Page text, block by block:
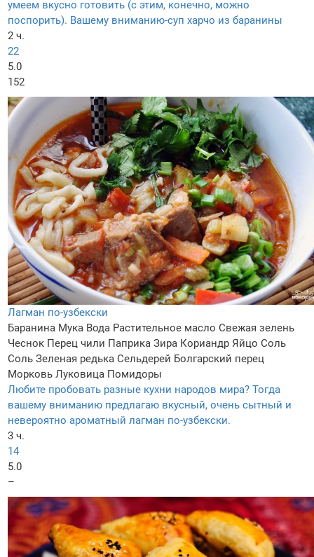
умеем вкусно готовить (с этим, конечно, можно
поспорить). Вашему вниманию-суп харчо из баранины
2 ч.
22
5.0
152
Лагман по-узбекски
Баранина Мука Вода Растительное масло Свежая зелень
Чеснок Перец чили Паприка Зира Кориандр Яйцо Соль
Соль Зеленая редька Сельдерей Болгарский перец
Морковь Луковица Помидоры
Любите пробовать разные кухни народов мира? Тогда
вашему вниманию предлагаю вкусный, очень сытный и
невероятно ароматный лагман по-узбекски.
3 ч.
14
5.0
–